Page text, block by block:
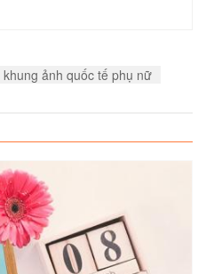
khung ảnh quốc tế phụ nữ